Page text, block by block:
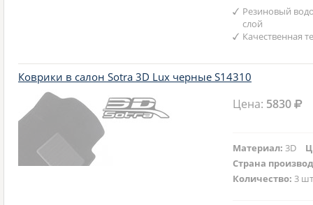
Резиновый
слой
Качественная
Коврики в салон Sotra 3D Lux черные S14310
Цена: 5830
Материал:3D
Страна
Количество:3